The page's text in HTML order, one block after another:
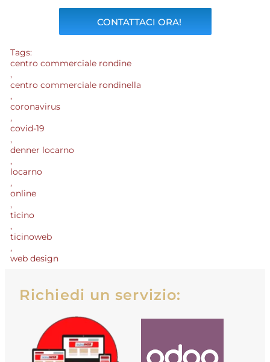
CONTATTACI ORA!
Tags:
centro commerciale rondine
,
centro commerciale rondinella
,
coronavirus
,
covid-19
,
denner locarno
,
locarno
,
online
,
ticino
,
ticinoweb
,
web design
Richiedi un servizio: